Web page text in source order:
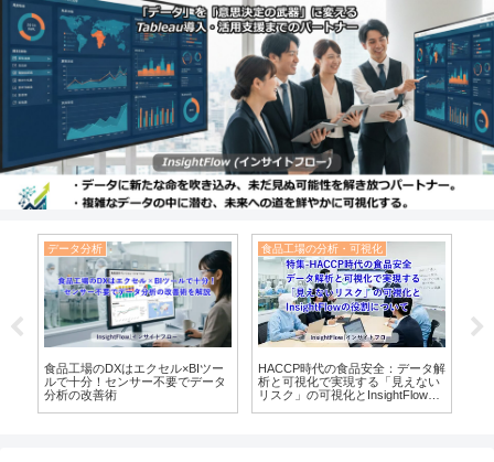
データ分析
食品工場のDXはエクセル×BIツー
ルで十分！センサー不要でデータ
分析の改善術
食品工場の分析・可視化
HACCP時代の食品安全：データ解
析と可視化で実現する「見えない
リスク」の可視化とInsightFlowの